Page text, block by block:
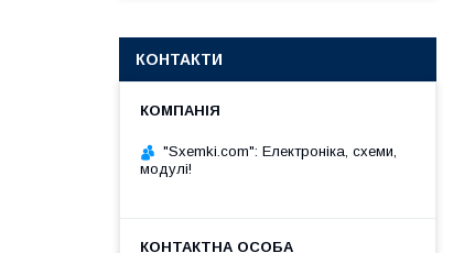
КОНТАКТИ
"Sxemki.com": Електроніка, схеми,
модулі!